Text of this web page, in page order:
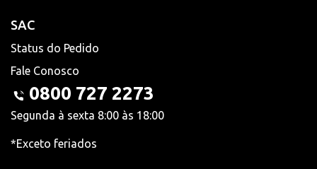
SAC
Status do Pedido
Fale Conosco
0800 727 2273
Segunda à sexta 8:00 às 18:00
*Exceto feriados